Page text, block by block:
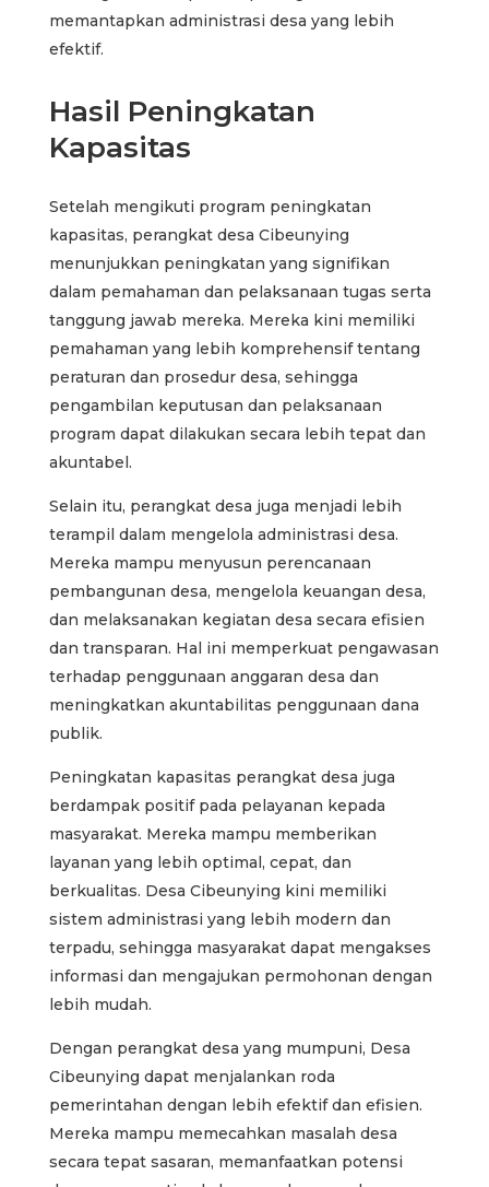
memantapkan administrasi desa yang lebih
efektif.
Hasil Peningkatan
Kapasitas
Setelah mengikuti program peningkatan
kapasitas, perangkat desa Cibeunying
menunjukkan peningkatan yang signifikan
dalam pemahaman dan pelaksanaan tugas serta
tanggung jawab mereka. Mereka kini memiliki
pemahaman yang lebih komprehensif tentang
peraturan dan prosedur desa, sehingga
pengambilan keputusan dan pelaksanaan
program dapat dilakukan secara lebih tepat dan
akuntabel.
Selain itu, perangkat desa juga menjadi lebih
terampil dalam mengelola administrasi desa.
Mereka mampu menyusun perencanaan
pembangunan desa, mengelola keuangan desa,
dan melaksanakan kegiatan desa secara efisien
dan transparan. Hal ini memperkuat pengawasan
terhadap penggunaan anggaran desa dan
meningkatkan akuntabilitas penggunaan dana
publik.
Peningkatan kapasitas perangkat desa juga
berdampak positif pada pelayanan kepada
masyarakat. Mereka mampu memberikan
layanan yang lebih optimal, cepat, dan
berkualitas. Desa Cibeunying kini memiliki
sistem administrasi yang lebih modern dan
terpadu, sehingga masyarakat dapat mengakses
informasi dan mengajukan permohonan dengan
lebih mudah.
Dengan perangkat desa yang mumpuni, Desa
Cibeunying dapat menjalankan roda
pemerintahan dengan lebih efektif dan efisien.
Mereka mampu memecahkan masalah desa
secara tepat sasaran, memanfaatkan potensi